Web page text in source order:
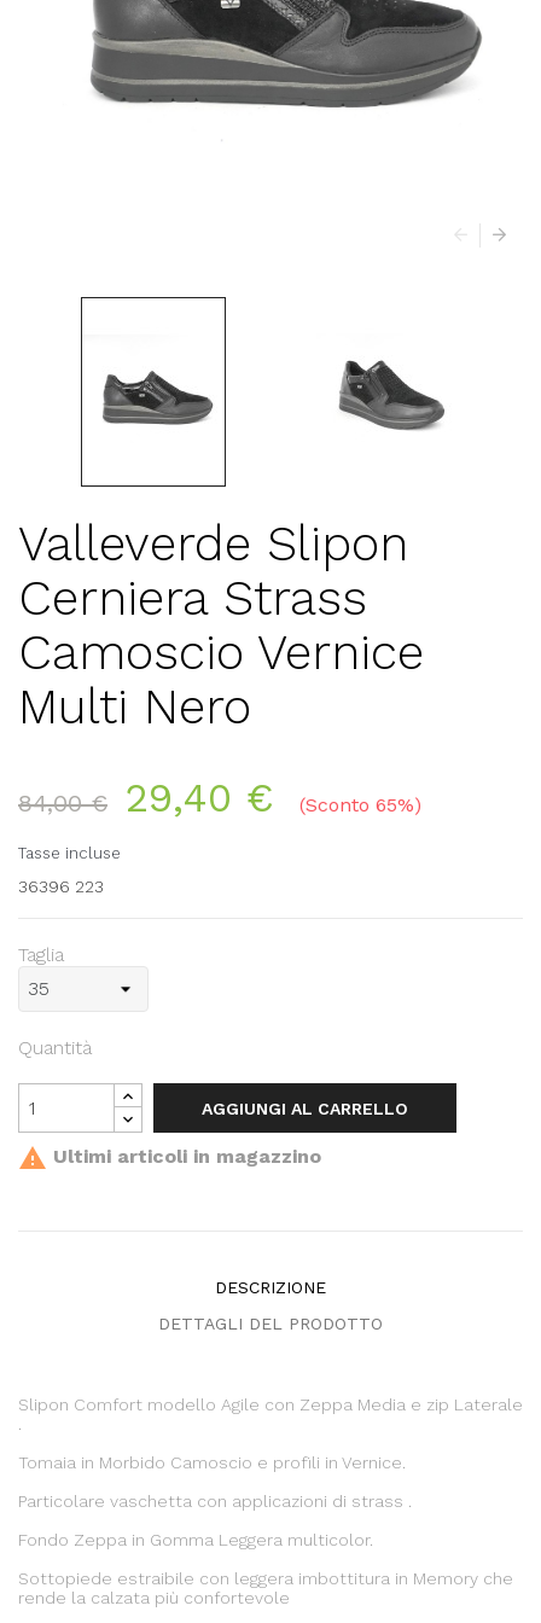
Valleverde Slipon
Cerniera Strass
Camoscio Vernice
Multi Nero
84,00 € 29,40 € Sconto 65%
Tasse incluse
36396 223
Taglia
Quantità
AGGIUNGI AL CARRELLO
 Ultimi articoli in magazzino
DESCRIZIONE
DETTAGLI DEL PRODOTTO
Slipon Comfort modello Agile con Zeppa Media e zip Laterale
Tomaia in Morbido Camoscio e profili in Vernice.
Particolare vaschetta con applicazioni di strass .
Fondo Zeppa in Gomma Leggera multicolor.
Sottopiede estraibile con leggera imbottitura in Memory che
rende la calzata più confortevole